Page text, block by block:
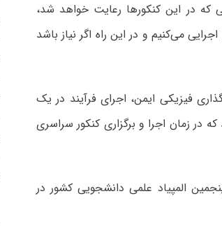
در این کنکورها رعایت خواهد شد،
می‌کنیم و در این راه اگر نیاز باشد
فیزیکی ایمن، اجرای فرآیند در یک
در زمان اجرا و برگزاری کنکور سراسری
مرحله اول بیست و پنجمین المپیاد علمی دانشجویی کشور در